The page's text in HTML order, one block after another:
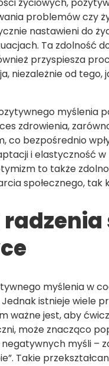
problemów czy
nastawieni do
Ta zdolność
przyspiesza
niezależnie od
myślenia
zdrowienia,
co bezpośrednio
i elastyczność
to także
społecznego,
myślenia w
Jednak istnieje wiele
ważne jest, aby
może znacząco
myśli –
Takie